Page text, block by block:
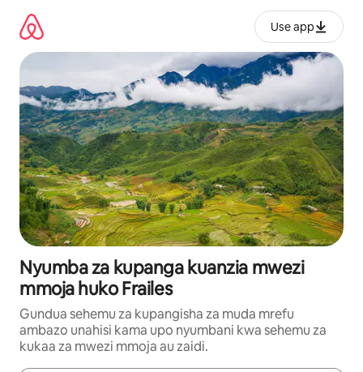
kwenda
kwenye
maudhui
Use app
Nyumba za kupanga kuanzia mwezi
mmoja huko Frailes
Gundua sehemu za kupangisha za muda mrefu
ambazo unahisi kama upo nyumbani kwa sehemu za
kukaa za mwezi mmoja au zaidi.